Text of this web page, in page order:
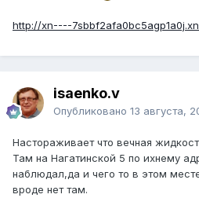
http://xn----
isaenko.v
Опубликовано 13 августа,
Настораживает что вечная
Там на Нагатинской 5 по ихнему
наблюдал,да и чего то в этом
вроде нет там.